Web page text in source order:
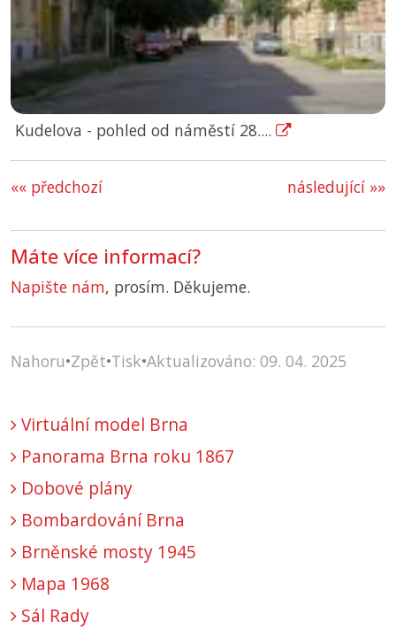
Kudelova - pohled od náměstí 28....
«« předchozí následující »»
Máte více informací?
Napište nám, prosím. Děkujeme.
Nahoru•Zpět•Tisk•Aktualizováno: 09. 04. 2025
Virtuální model Brna
Panorama Brna roku 1867
Dobové plány
Bombardování Brna
Brněnské mosty 1945
Mapa 1968
Sál Rady